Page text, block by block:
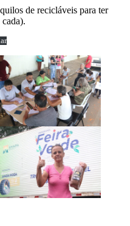
de recicláveis para ter